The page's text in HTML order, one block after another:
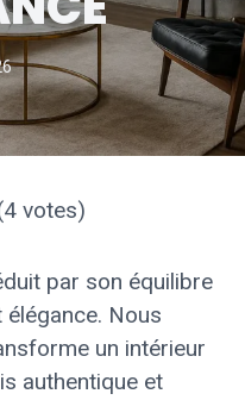
votes)
par son équilibre
Nous
un intérieur
authentique et